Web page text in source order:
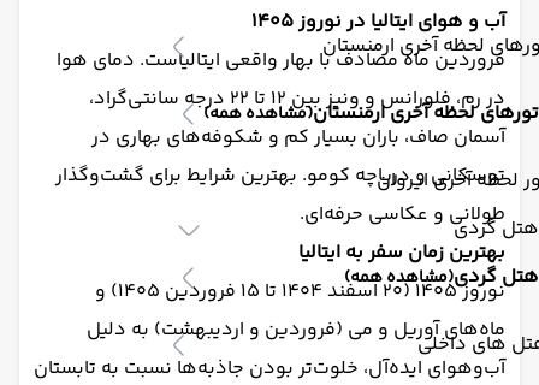
لحظه آخری ارمنستان
تورهای لحظه آخری ارمنستان(مشاهده همه)
لحظه آخری ایروان
هتل گردی
هتل گردی(مشاهده همه)
های داخلی
آب و هوای ایتالیا در نوروز ۱۴۰۵
فروردین ماه مصادف با بهار واقعی ایتالیاست. دمای هوا
در رم، فلورانس و ونیز بین ۱۲ تا ۲۲ درجه سانتی‌گراد،
آسمان صاف، باران بسیار کم و شکوفه‌های بهاری در
توسکانی و دریاچه کومو. بهترین شرایط برای گشت‌وگذار
طولانی و عکاسی حرفه‌ای.
بهترین زمان سفر به ایتالیا
نوروز ۱۴۰۵ (۲۰ اسفند ۱۴۰۴ تا ۱۵ فروردین ۱۴۰۵) و
ماه‌های آوریل و می (فروردین و اردیبهشت) به دلیل
آب‌وهوای ایده‌آل، خلوت‌تر بودن جاذبه‌ها نسبت به تابستان